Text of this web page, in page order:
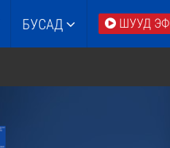
БУСАД ШУУД